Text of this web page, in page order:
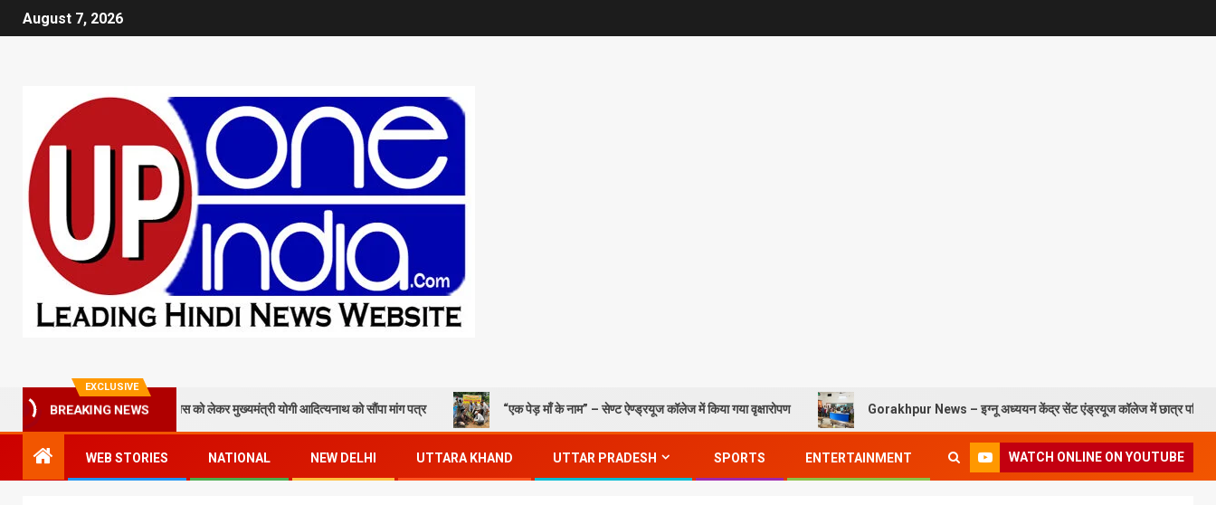
August 7, 2026
EXCLUSIVE
BREAKING NEWS
पाठक ने टेकुआटार के विकास को लेकर मुख्यमंत्री योगी आदित्यनाथ को सौंपा मांग पत्र “एक पेड़ माँ के नाम” – सेण्ट ऐण्ड्रयूज कॉलेज में किया गया वृक्षारोपण Gorakhpur News – इग्नू अध्ययन केंद्र सेंट एंड्रयूज कॉलेज में छात्र परिचय कार्यक्रम
WEB STORIES NATIONAL NEW DELHI UTTARA KHAND UTTAR PRADESH SPORTS ENTERTAINMENT WATCH ONLINE ON YOUTUBE